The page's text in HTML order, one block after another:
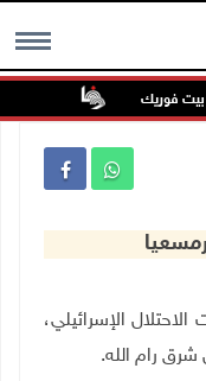
MENU فوريك
قوات الاحتلال الإسرائيلي،
رام الله.